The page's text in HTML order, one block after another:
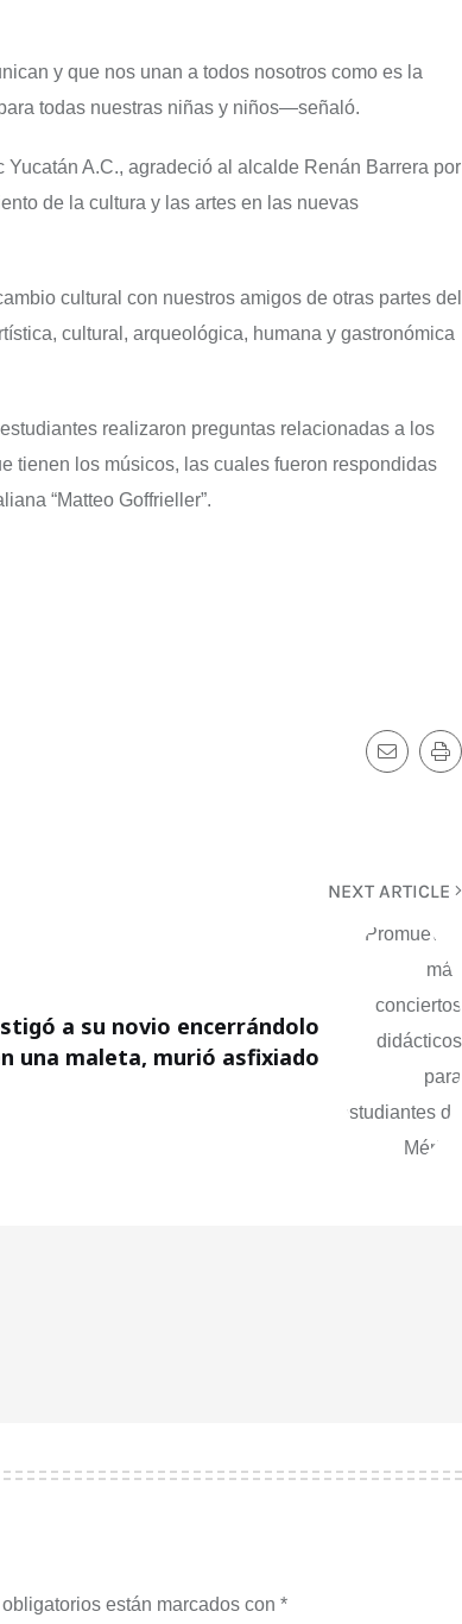
y que nos unan a todos nosotros como es la
todas nuestras niñas y niños—señaló.
A.C., agradeció al alcalde Renán Barrera por
de la cultura y las artes en las nuevas
cultural con nuestros amigos de otras partes del
cultural, arqueológica, humana y gastronómica
realizaron preguntas relacionadas a los
tienen los músicos, las cuales fueron respondidas
“Matteo Goffrieller”.
NEXT ARTICLE
a su novio encerrándolo
una maleta, murió asfixiado
están marcados con *